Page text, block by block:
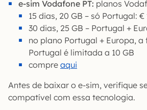
e-sim Vodafone PT: planos
15 dias, 20 GB – só Portugal: €
30 dias, 25 GB – Portugal +
no plano Portugal + Europa,
Portugal é limitada a 10 GB
compre aqui
Antes de baixar o e-sim, verifique
compatível com essa tecnologia.